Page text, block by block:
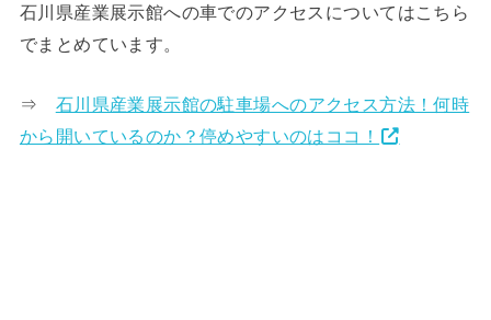
石川県産業展示館への車でのアクセスについてはこちら
でまとめています。
⇒ 石川県産業展示館の駐車場へのアクセス方法！何時
から開いているのか？停めやすいのはココ！